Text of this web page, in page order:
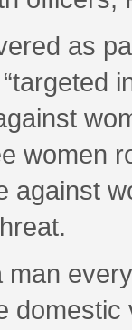
as
women
against
man